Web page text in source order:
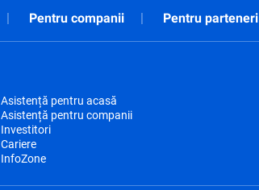
Pentru companii Pentru parteneri
Asistență pentru acasă
Asistență pentru companii
Investitori
Cariere
InfoZone